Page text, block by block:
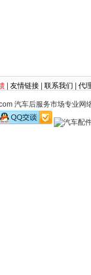
友情链接 联系我们 代
汽车后服务市场专业网